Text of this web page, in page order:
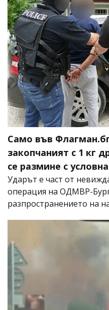
Само във
закопчаният с 1 кг
се размине с
Ударът е част от
операция на ОДМВР-
разпространението на